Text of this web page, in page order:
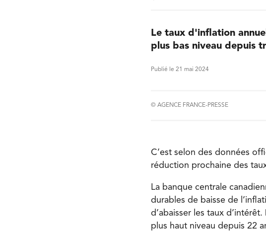
Le taux d'inflation
plus bas niveau depuis
Publié le 21 mai 2024
© AGENCE FRANCE-PRESSE
C’est selon des données
réduction prochaine des
La banque centrale
durables de baisse de
d’abaisser les taux
plus haut niveau depuis 22